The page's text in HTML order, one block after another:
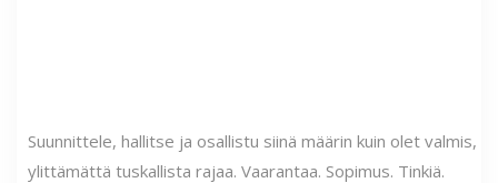
Suunnittele, hallitse ja osallistu siinä määrin kuin olet valmis,
ylittämättä tuskallista rajaa. Vaarantaa. Sopimus. Tinkiä.